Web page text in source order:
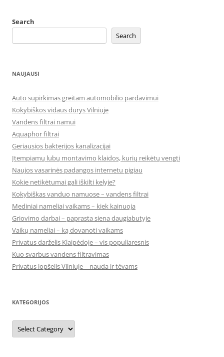
Search
Search
NAUJAUSI
Auto supirkimas greitam automobilio pardavimui
Kokybiškos vidaus durys Vilniuje
Vandens filtrai namui
Aquaphor filtrai
Geriausios bakterijos kanalizacijai
Įtempiamų lubų montavimo klaidos, kurių reikėtų vengti
Naujos vasarinės padangos internetu pigiau
Kokie netikėtumai gali iškilti kelyje?
Kokybiškas vanduo namuose – vandens filtrai
Mediniai nameliai vaikams – kiek kainuoja
Griovimo darbai – paprasta siena daugiabutyje
Vaikų nameliai – ką dovanoti vaikams
Privatus darželis Klaipėdoje – vis populiaresnis
Kuo svarbus vandens filtravimas
Privatus lopšelis Vilniuje – nauda ir tėvams
KATEGORIJOS
Kategorijos